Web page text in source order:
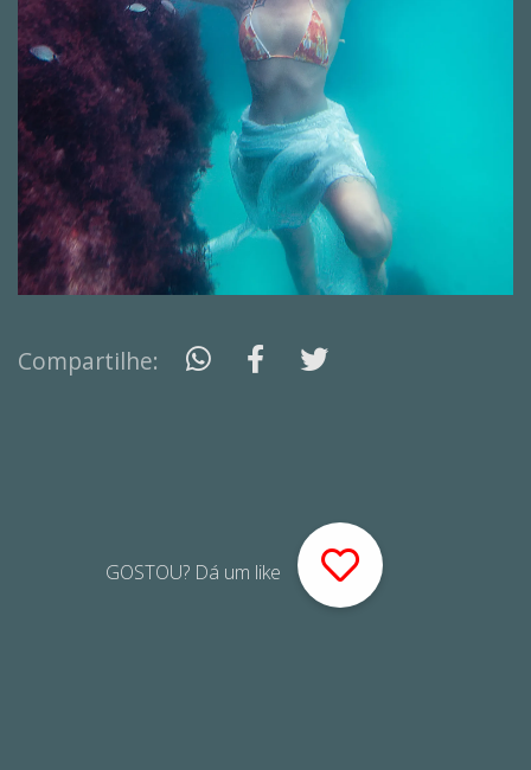
Compartilhe:
GOSTOU? Dá um like